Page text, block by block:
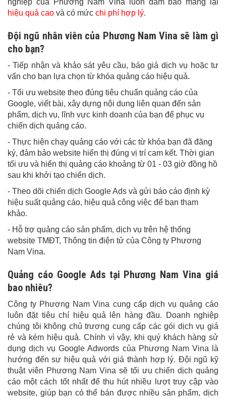
nghiệp của Phương Nam Vina luôn đảm bảo mang lại
hiệu quả cao và có mức chi phí hợp lý.
Đội ngũ nhân viên của Phương Nam Vina sẽ làm gì
cho bạn?
- Tiếp nhận và khảo sát yêu cầu, báo giá dịch vụ hoặc tư
vấn cho bạn lựa chọn từ khóa quảng cáo hiệu quả.
- Tối ưu website theo đúng tiêu chuẩn quảng cáo của
Google, viết bài, xây dựng nội dung liên quan đến sản
phẩm, dịch vụ, lĩnh vực kinh doanh của bạn để phục vụ
chiến dịch quảng cáo.
- Thực hiện chạy quảng cáo với các từ khóa bạn đã đăng
ký, đảm bảo website hiển thị đúng vị trí cam kết. Thời gian
tối ưu và hiển thị quảng cáo khoảng từ 01 - 03 giờ đồng hồ
sau khi khởi tạo chiến dịch.
- Theo dõi chiến dịch Google Ads và gửi báo cáo định kỳ
hiệu suất quảng cáo, hiệu quả công việc để bạn tham
khảo.
- Hỗ trợ quảng cáo sản phẩm, dịch vụ trên hệ thống
website TMĐT, Thông tin điện tử của Công ty Phương
Nam Vina.
Quảng cáo Google Ads tại Phương Nam Vina giá
bao nhiêu?
Công ty Phương Nam Vina cung cấp dịch vụ quảng cáo
luôn đặt tiêu chí hiệu quả lên hàng đầu. Doanh nghiệp
chúng tôi không chủ trương cung cấp các gói dịch vụ giá
rẻ và kém hiệu quả. Chính vì vậy, khi quý khách hàng sử
dụng dịch vụ Google Adwords của Phương Nam Vina là
hướng đến sự hiệu quả với giá thành hợp lý. Đội ngũ kỹ
thuật viên Phương Nam Vina sẽ tối ưu chiến dịch quảng
cáo một cách tốt nhất để thu hút nhiều lượt truy cập vào
website, giúp bạn có thể bán được nhiều sản phẩm, dịch